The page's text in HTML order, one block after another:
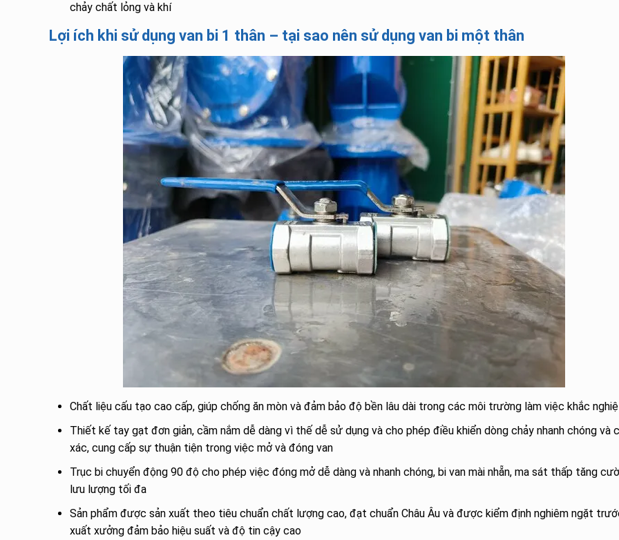
chảy chất lỏng và khí
Lợi ích khi sử dụng van bi 1 thân – tại sao nên sử dụng van bi một thân
Chất liệu cấu tạo cao cấp, giúp chống ăn mòn và đảm bảo độ bền lâu dài trong các môi trường làm việc khắc
Thiết kế tay gạt đơn giản, cầm nắm dễ dàng vì thế dễ sử dụng và cho phép điều khiển dòng chảy nhanh chóng và
xác, cung cấp sự thuận tiện trong việc mở và đóng van
Trục bi chuyển động 90 độ cho phép việc đóng mở dễ dàng và nhanh chóng, bi van mài nhẵn, ma sát thấp tăng
lưu lượng tối đa
Sản phẩm được sản xuất theo tiêu chuẩn chất lượng cao, đạt chuẩn Châu Âu và được kiểm định nghiêm ngặt
xuất xưởng đảm bảo hiệu suất và độ tin cậy cao